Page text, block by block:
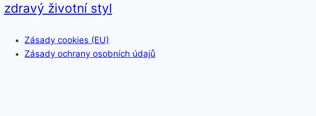
zdravý životní styl
Zásady cookies (EU)
Zásady ochrany osobních údajů